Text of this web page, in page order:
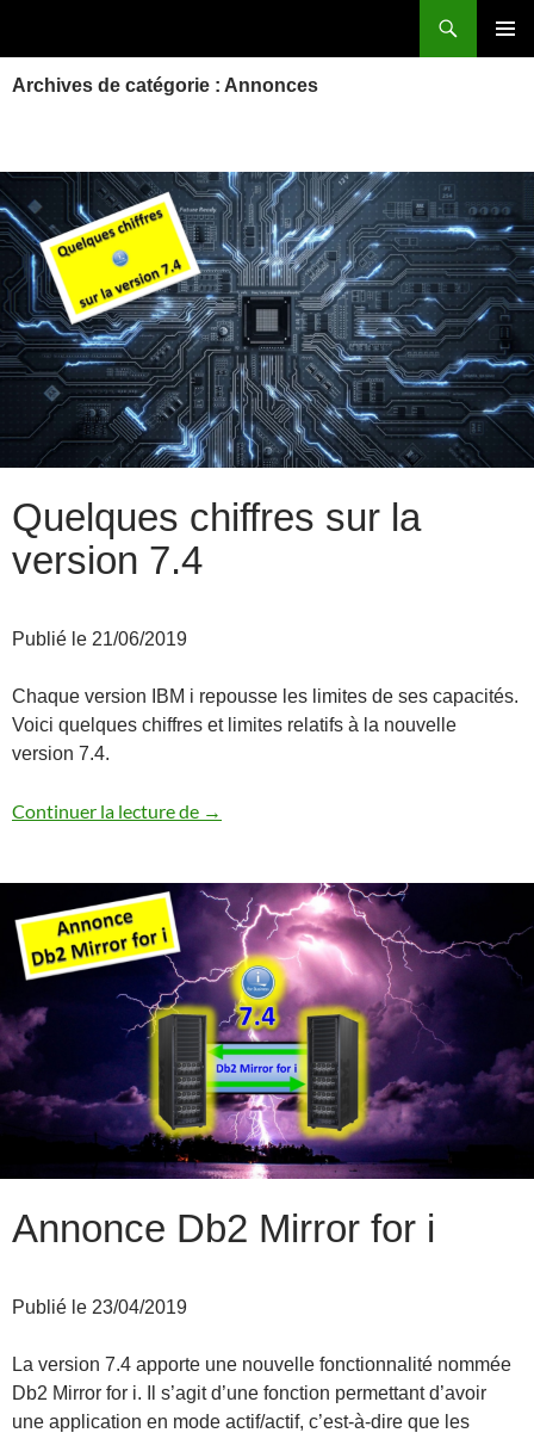
Archives de catégorie : Annonces
Quelques chiffres sur la
version 7.4
Publié le 21/06/2019
Chaque version IBM i repousse les limites de ses capacités.
Voici quelques chiffres et limites relatifs à la nouvelle
version 7.4.
Continuer la lecture de Quelques chiffres sur la version 7.4
→
Annonce Db2 Mirror for i
Publié le 23/04/2019
La version 7.4 apporte une nouvelle fonctionnalité nommée
Db2 Mirror for i. Il s’agit d’une fonction permettant d’avoir
une application en mode actif/actif, c’est-à-dire que les